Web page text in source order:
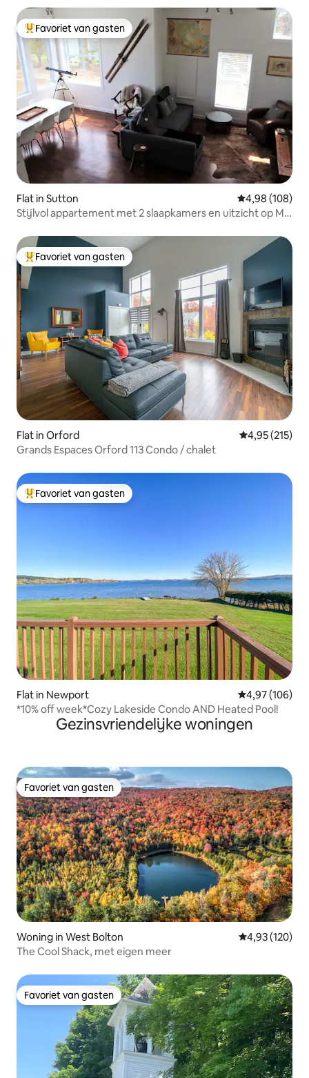
Topfavoriet van gasten
Favoriet van gasten
Flat in Sutton Gemiddelde
4,98 (108)
Stijlvol appartement met 2 slaapkamers en uitzicht op Mt
Topfavoriet van gasten
Favoriet van gasten
Flat in Orford Gemiddelde
4,95 (215)
Grands Espaces Orford 113 Condo / chalet
Topfavoriet van gasten
Favoriet van gasten
Flat in Newport Gemiddelde
4,97 (106)
*10% off week*Cozy Lakeside Condo AND Heated Pool!
Gezinsvriendelijke woningen
Favoriet van gasten
Favoriet van gasten
Woning in West Bolton Gemiddelde
4,93 (120)
The Cool Shack, met eigen meer
Favoriet van gasten
Favoriet van gasten